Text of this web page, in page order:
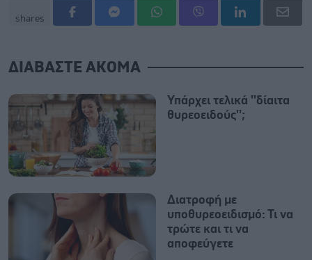
shares
ΔΙΑΒΑΣΤΕ ΑΚΟΜΑ
Υπάρχει τελικά ''δίαιτα
θυρεοειδούς'';
Διατροφή με
υποθυρεοειδισμό: Τι να
τρώτε και τι να
αποφεύγετε